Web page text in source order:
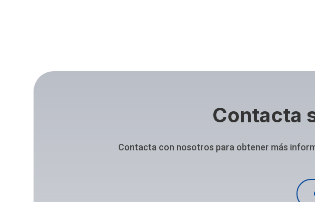
Contacta
Contacta con nosotros para obtener más